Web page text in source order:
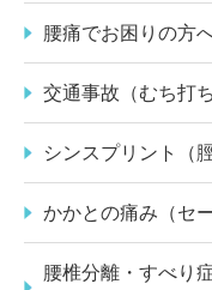
腰痛でお困りの方
交通事故（むち打
シンスプリント（
かかとの痛み（セ
腰椎分離・すべり